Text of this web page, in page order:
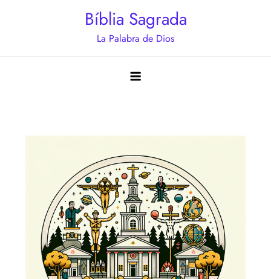
Bíblia Sagrada
La Palabra de Dios